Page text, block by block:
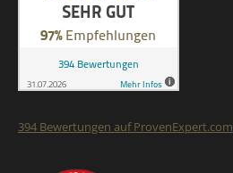
394 Bewertungen auf ProvenExpert.com